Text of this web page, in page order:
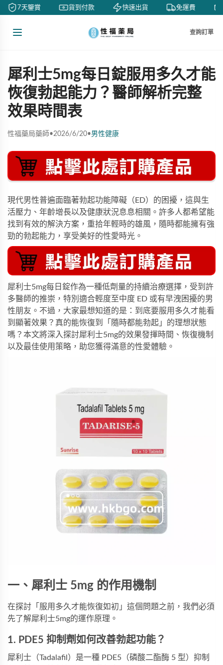
7天鑒賞 貨到付款 快速出貨 免運費
查詢訂單
犀利士5mg每日錠服用多久才能
恢復勃起能力？醫師解析完整
效果時間表
性福藥局藥師•2026/6/20•男性健康
現代男性普遍面臨著勃起功能障礙（ED）的困擾，這與生
活壓力、年齡增長以及健康狀況息息相關。許多人都希望能
找到有效的解決方案，重拾年輕時的雄風，隨時都能擁有強
勁的勃起能力，享受美好的性愛時光。
犀利士5mg每日錠作為一種低劑量的持續治療選擇，受到許
多醫師的推崇，特別適合輕度至中度 ED 或有早洩困擾的男
性朋友。不過，大家最想知道的是：到底要服用多久才能看
到顯著效果？真的能恢復到「隨時都能勃起」的理想狀態
嗎？本文將深入探討犀利士5mg的效果發揮時間、恢復機制
以及最佳使用策略，助您獲得滿意的性愛體驗。
一、犀利士 5mg 的作用機制
在探討「服用多久才能恢復如初」這個問題之前，我們必須
先了解犀利士5mg的運作原理。
1. PDE5 抑制劑如何改善勃起功能？
犀利士（Tadalafil）是一種 PDE5（磷酸二酯酶 5 型）抑制